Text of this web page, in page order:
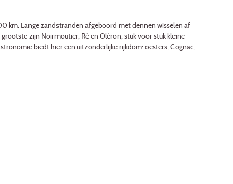
km. Lange zandstranden afgeboord met dennen wisselen af
zijn Noirmoutier, Ré en Oléron, stuk voor stuk kleine
biedt hier een uitzonderlijke rijkdom: oesters, Cognac,